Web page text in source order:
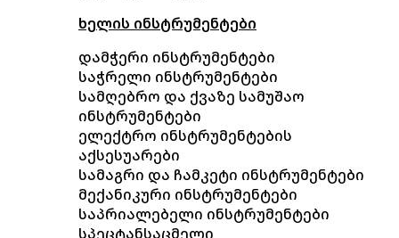
ხელის ინსტრუმენტები
დამჭერი ინსტრუმენტები
საჭრელი ინსტრუმენტები
სამღებრო და ქვაზე სამუშაო
ინსტრუმენტები
ელექტრო ინსტრუმენტების
აქსესუარები
სამაგრი და ჩამკეტი ინსტრუმენტები
მექანიკური ინსტრუმენტები
საპრიალებელი ინსტრუმენტები
სპეცტანსაცმელი